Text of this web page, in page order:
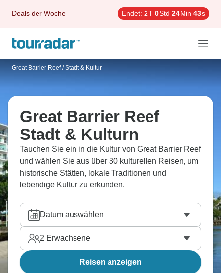
Deals der Woche Endet: 2T 0Std 24Min 42s
Great Barrier Reef / Stadt & Kultur
Great Barrier Reef
Stadt & Kulturn
Tauchen Sie ein in die Kultur von Great Barrier Reef
und wählen Sie aus über 30 kulturellen Reisen, um
historische Stätten, lokale Traditionen und
lebendige Kultur zu erkunden.
Datum auswählen
2 Erwachsene
Reisen anzeigen